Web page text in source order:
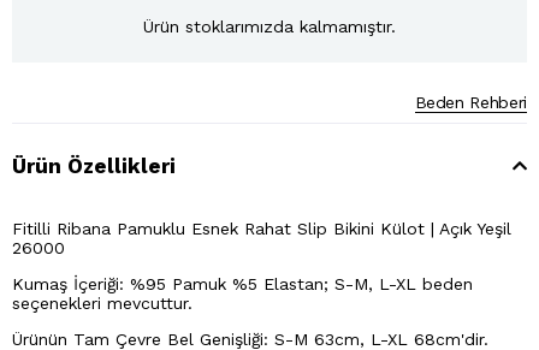
Ürün stoklarımızda kalmamıştır.
Beden Rehberi
Ürün Özellikleri
Fitilli Ribana Pamuklu Esnek Rahat Slip Bikini Külot | Açık Yeşil
26000
Kumaş İçeriği: %95 Pamuk %5 Elastan; S-M, L-XL beden
seçenekleri mevcuttur.
Ürünün Tam Çevre Bel Genişliği: S-M 63cm, L-XL 68cm'dir.